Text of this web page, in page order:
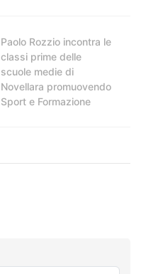
Paolo Rozzio incontra le
classi prime delle
scuole medie di
Novellara promuovendo
Sport e Formazione